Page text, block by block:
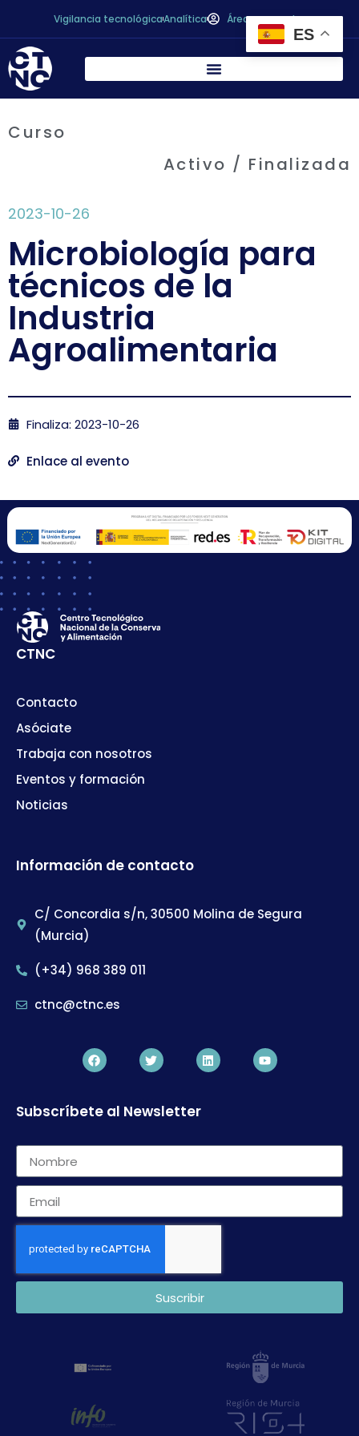
Vigilancia tecnológicaAnalítica Área personal
Curso
Activo / Finalizada
2023-10-26
Microbiología para
técnicos de la
Industria
Agroalimentaria
Finaliza: 2023-10-26
Enlace al evento
CTNC
Contacto
Asóciate
Trabaja con nosotros
Eventos y formación
Noticias
Información de contacto
C/ Concordia s/n, 30500 Molina de Segura
(Murcia)
(+34) 968 389 011
ctnc@ctnc.es
Subscríbete al Newsletter
Suscribir
ES